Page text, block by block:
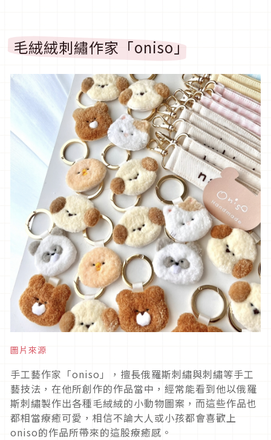
毛絨絨刺繡作家「oniso」
圖片來源
手工藝作家「oniso」，擅長俄羅斯刺繡與刺繡等手工
藝技法，在他所創作的作品當中，經常能看到他以俄羅
斯刺繡製作出各種毛絨絨的小動物圖案，而這些作品也
都相當療癒可愛，相信不論大人或小孩都會喜歡上
oniso的作品所帶來的這股療癒感。